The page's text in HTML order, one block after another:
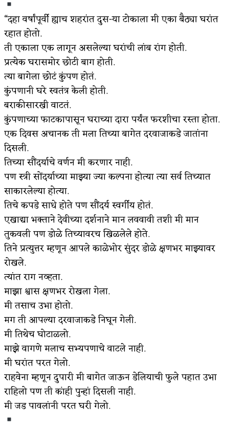
“दहा वर्षांपूर्वी ह्याच शहरांत दुस-या टोकाला मी एका बैठ्या घरांत
रहात होतो.
ती एकाला एक लागून असलेल्या घरांची लांब रांग होती.
प्रत्येक घरासमोर छोटी बाग होती.
त्या बागेला छोटं कुंपण होतं.
कुंपणानी घरे स्वतंत्र केली होती.
बराकीसारखी वाटतं.
कुंपणाच्या फाटकापासून घराच्या दारा पर्यंत फरशीचा रस्ता होता.
एक दिवस अचानक ती मला तिच्या बागेत दरवाजाकडे जातांना
दिसली.
तिच्या सौंदर्याचे वर्णन मी करणार नाही.
पण स्त्री सोंदर्याच्या माझ्या ज्या कल्पना होत्या त्या सर्व तिच्यात
साकारलेल्या होत्या.
तिचे कपडे साधे होते पण सौंदर्य स्वर्गीय होतं.
एखाद्या भक्ताने देवीच्या दर्शनाने मान लववावी तशी मी मान
तुकवली पण डोळे तिच्यावरच खिळलेले होते.
तिने प्रत्युत्तर म्हणून आपले काळेभोर सुंदर डोळे क्षणभर माझ्यावर
रोखले.
त्यांत राग नव्हता.
माझा श्वास क्षणभर रोखला गेला.
मी तसाच उभा होतो.
मग ती आपल्या दरवाजाकडे निघून गेली.
मी तिथेच घोटाळलो.
माझे वागणे मलाच सभ्यपणाचे वाटले नाही.
मी घरांत परत गेलो.
राहवेना म्हणून दुपारी मी बागेत जाऊन डेलियाची फुले पहात उभा
राहिलो पण ती कांही पुन्हां दिसली नाही.
मी जड पावलांनी परत घरी गेलो.